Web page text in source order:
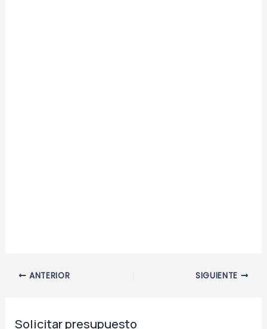
Navegación
ANTERIOR SIGUIENTE
Solicitar presupuesto